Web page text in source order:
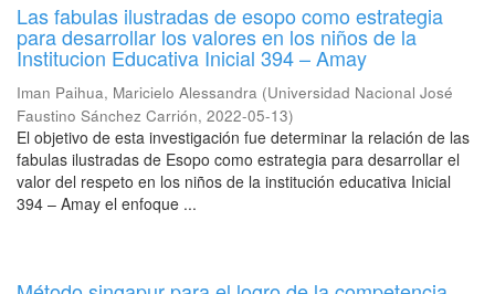
Las fabulas ilustradas de esopo como estrategia
para desarrollar los valores en los niños de la
Institucion Educativa Inicial 394 – Amay
Iman Paihua, Maricielo Alessandra (Universidad Nacional José
Faustino Sánchez Carrión, 2022-05-13)
El objetivo de esta investigación fue determinar la relación de las
fabulas ilustradas de Esopo como estrategia para desarrollar el
valor del respeto en los niños de la institución educativa Inicial
394 – Amay el enfoque ...